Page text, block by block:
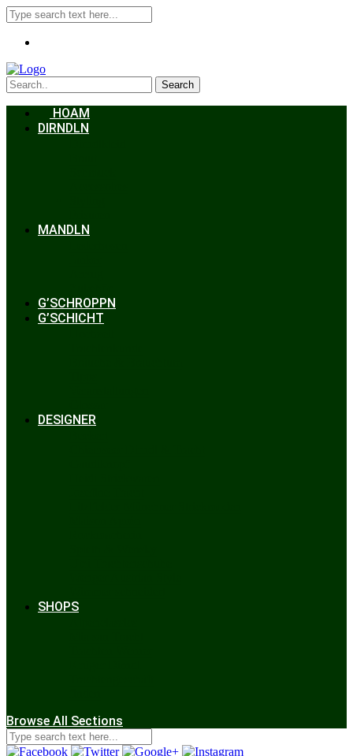
Search
HOAM
DIRNDLN
MANDLN
G’SCHROPPN
G’SCHICHT
DESIGNER
SHOPS
Browse All Sections